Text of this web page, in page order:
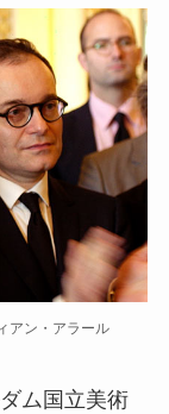
アン・アラール
ム国立美術